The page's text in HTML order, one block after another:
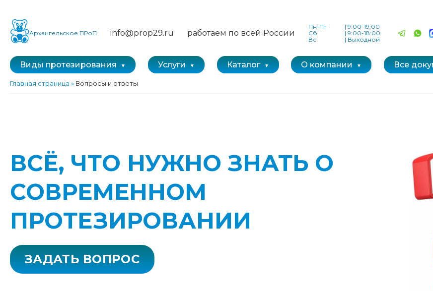
Архангельское ПРоП info@prop29.ru работаем по всей России
Пн-Пт | 9:00-19:00
Сб
| 9:00-18:00
Вс
| Выходной
Виды протезирования Услуги Каталог О компании Все
Главная страница » Вопросы и ответы
ВСЁ, ЧТО НУЖНО ЗНАТЬ О
СОВРЕМЕННОМ
ПРОТЕЗИРОВАНИИ
ЗАДАТЬ ВОПРОС